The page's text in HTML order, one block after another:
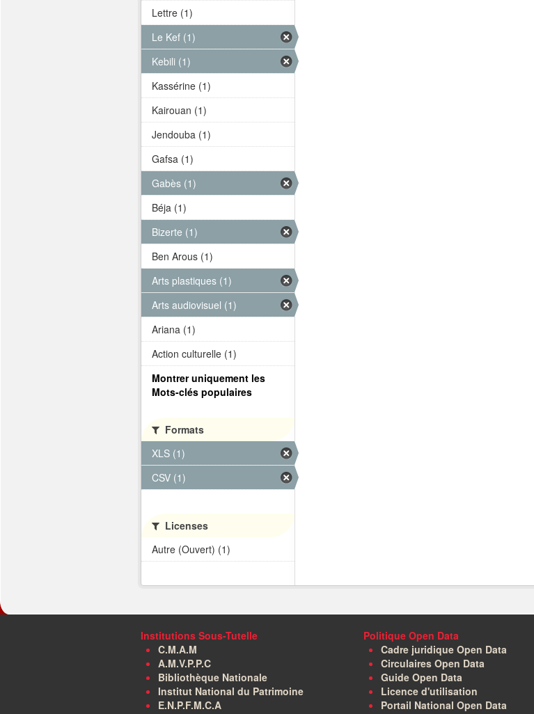
Lettre (1)
Le Kef (1)
Kebili (1)
Kassérine (1)
Kairouan (1)
Jendouba (1)
Gafsa (1)
Gabès (1)
Béja (1)
Bizerte (1)
Ben Arous (1)
Arts plastiques (1)
Arts audiovisuel (1)
Ariana (1)
Action culturelle (1)
Montrer uniquement les
Mots-clés populaires
Formats
XLS (1)
CSV (1)
Licenses
Autre (Ouvert) (1)
Institutions Sous-Tutelle
C.M.A.M
A.M.V.P.P.C
Bibliothèque Nationale
Institut National du Patrimoine
E.N.P.F.M.C.A
Politique Open Data
Cadre juridique Open Data
Circulaires Open Data
Guide Open Data
Licence d'utilisation
Portail National Open Data